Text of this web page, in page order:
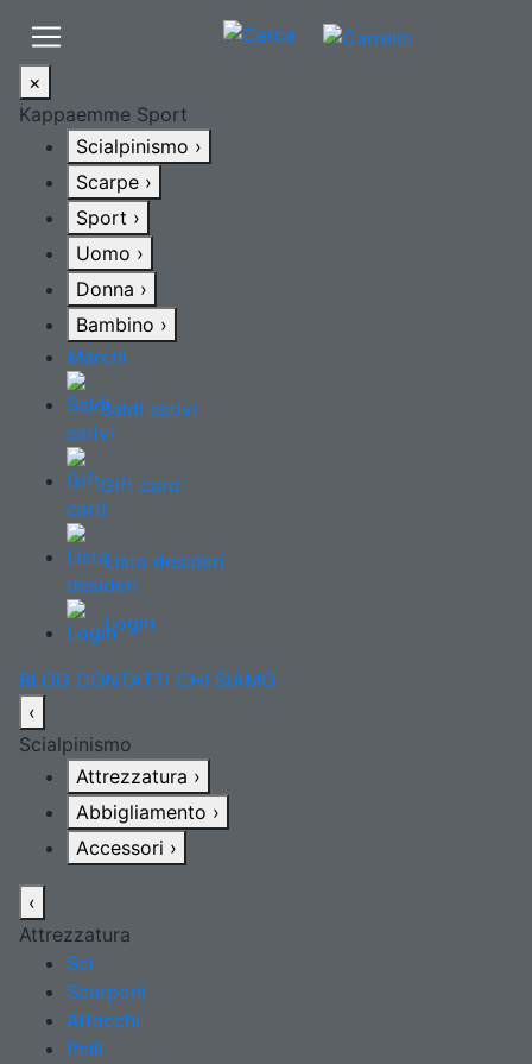
×
Kappaemme Sport
Scialpinismo ›
Scarpe ›
Sport ›
Uomo ›
Donna ›
Bambino ›
Marchi
Saldi estivi
Gift card
Lista desideri
Login
BLOG CONTATTI CHI SIAMO
‹
Scialpinismo
Attrezzatura ›
Abbigliamento ›
Accessori ›
‹
Attrezzatura
Sci
Scarponi
Attacchi
Pelli